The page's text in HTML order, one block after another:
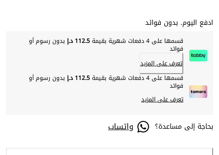
ادفع اليوم. بدون فوائد
قسمها على 4 دفعات شهرية بقيمة 112.5 د.إ بدون رسوم أو
فوائد
تعرف على المزيد
قسمها على 4 دفعات شهرية بقيمة
112.5 د.إ بدون رسوم أو
فوائد
تعرف على المزيد
بحاجة إلى مساعدة؟ واتساب